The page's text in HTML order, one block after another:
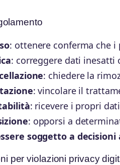
: ottenere conferma che
: correggere dati inesatti
: chiedere la
: vincolare il
: ricevere i propri
: opporsi a
soggetto a
per violazioni privacy